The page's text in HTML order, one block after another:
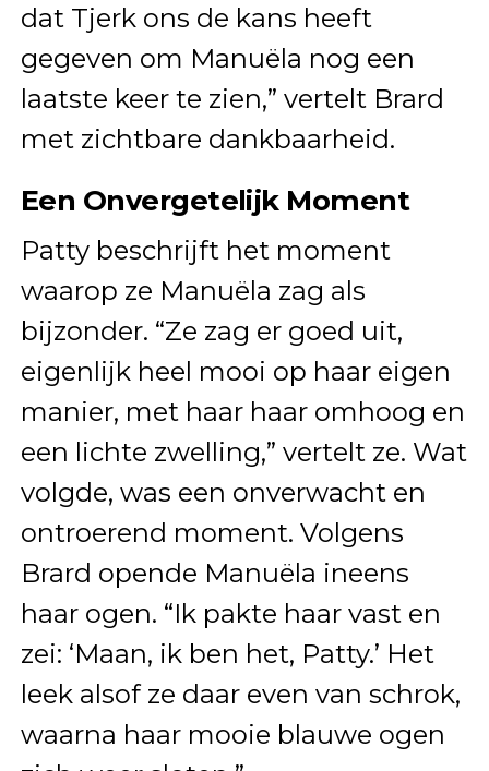
dat Tjerk ons de kans heeft
gegeven om Manuëla nog een
laatste keer te zien,” vertelt Brard
met zichtbare dankbaarheid.
Een Onvergetelijk Moment
Patty beschrijft het moment
waarop ze Manuëla zag als
bijzonder. “Ze zag er goed uit,
eigenlijk heel mooi op haar eigen
manier, met haar haar omhoog en
een lichte zwelling,” vertelt ze. Wat
volgde, was een onverwacht en
ontroerend moment. Volgens
Brard opende Manuëla ineens
haar ogen. “Ik pakte haar vast en
zei: ‘Maan, ik ben het, Patty.’ Het
leek alsof ze daar even van schrok,
waarna haar mooie blauwe ogen